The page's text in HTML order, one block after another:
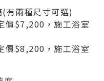
有兩種尺寸可選)
價$7,200，施工浴室
價$8,200，施工浴室